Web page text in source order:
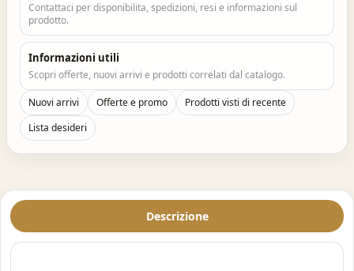
Contattaci per disponibilita, spedizioni, resi e informazioni sul
prodotto.
Informazioni utili
Scopri offerte, nuovi arrivi e prodotti correlati dal catalogo.
Nuovi arrivi Offerte e promo
Prodotti visti di recente
Lista desideri
Descrizione